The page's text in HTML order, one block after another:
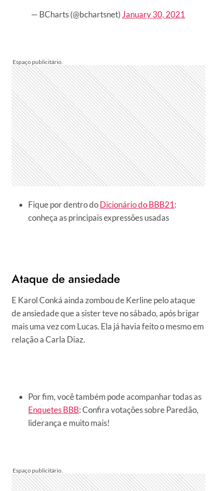
— BCharts (@bchartsnet)January 30, 2021
Fique por dentro doDicionário do BBB21:
conheça as principais expressões usadas
Ataque de ansiedade
E Karol Conká ainda zombou de Kerline pelo ataque
de ansiedade que a sister teve no sábado, após brigar
mais uma vez com Lucas. Ela já havia feito o mesmo em
relação a Carla Diaz.
Por fim, você também pode acompanhar todas as
Enquetes BBB: Confira votações sobre Paredão,
liderança e muito mais!